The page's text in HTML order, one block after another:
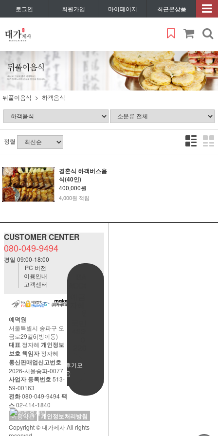
로그인 회원가입 마이페이지 최근본상품
뒤풀이음식 하객음식
정렬
결혼식 하객버스음
식(40인)
400,000원
4,000원 적립
CUSTOMER CENTER
080-049-9494
평일 09:00-18:00
사용후기모
음
PC 버전
이용안내
고객센터
예덕원
서울특별시 송파구 오
금로29길6(방이동)
대표 정자혜 개인정보
보호 책임자정자혜
통신판매업신고번호
2026-서울송파-0077
사업자 등록번호513-
59-00163
전화080-049-9494팩
스02-414-1840
이용약관
개인정보처리방침
Copyright © 대가제사 All rights